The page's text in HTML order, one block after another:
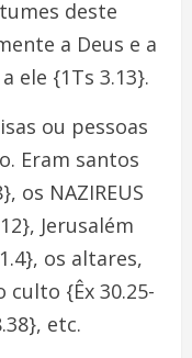
deste
a Deus e a
ele {1Ts 3.13}.
ou pessoas
Eram santos
os NAZIREUS
Jerusalém
os altares,
{Êx 30.25-
etc.